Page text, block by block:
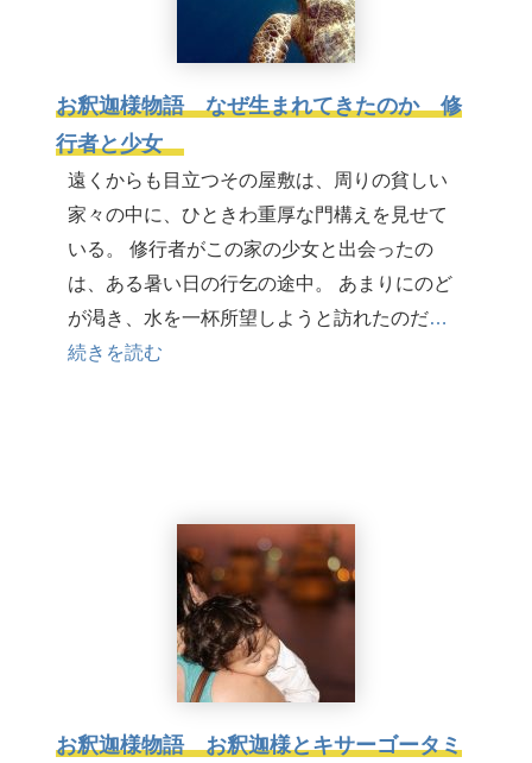
お釈迦様物語 なぜ生まれてきたのか 修
行者と少女
遠くからも目立つその屋敷は、周りの貧しい
家々の中に、ひときわ重厚な門構えを見せて
いる。 修行者がこの家の少女と出会ったの
は、ある暑い日の行乞の途中。 あまりにのど
が渇き、水を一杯所望しようと訪れたのだ…
続きを読む
お釈迦様物語 お釈迦様とキサーゴータミ